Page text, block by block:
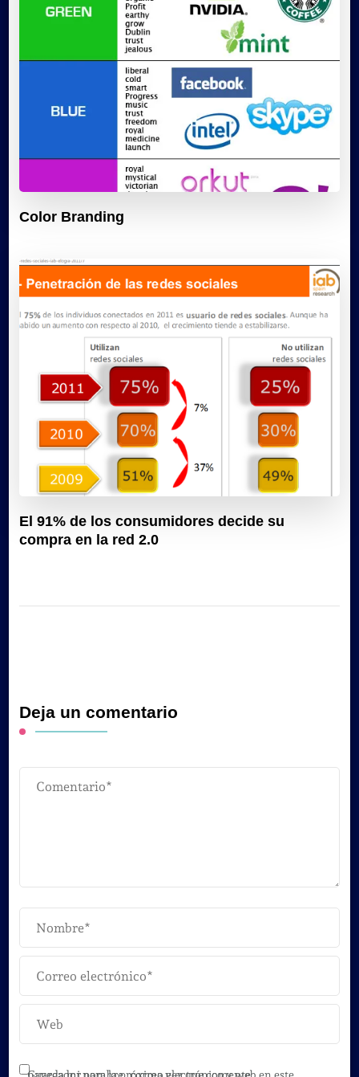
Color Branding
El 91% de los consumidores decide su
compra en la red 2.0
Deja un comentario